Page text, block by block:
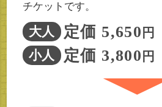
チケットです。
大人 定価 5,650 円
小人
定価 3,800 円